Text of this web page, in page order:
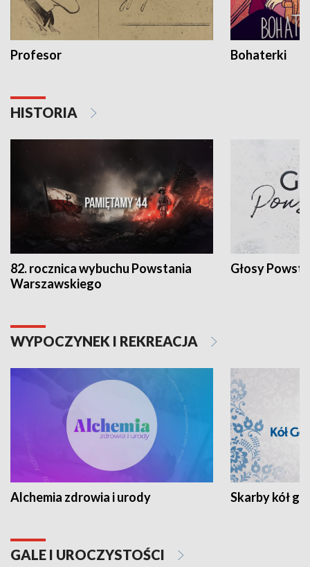
Profesor Bohaterki
HISTORIA
82. rocznica wybuchu Powstania
Warszawskiego
Głosy
WYPOCZYNEK I REKREACJA
Alchemia zdrowia i urody Skarby kół
GALE I UROCZYSTOŚCI